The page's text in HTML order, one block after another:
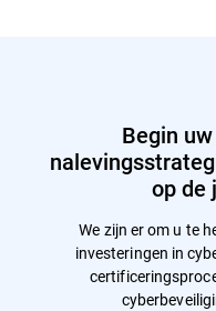
Begin
op de
We zijn er om u te
investeringen in